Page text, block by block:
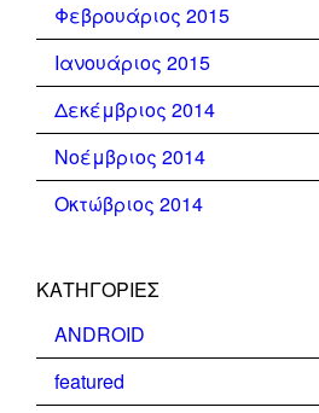
Φεβρουάριος 2015
Ιανουάριος 2015
Δεκέμβριος 2014
Νοέμβριος 2014
Οκτώβριος 2014
KΑΤΗΓΟΡΊΕΣ
ANDROID
featured